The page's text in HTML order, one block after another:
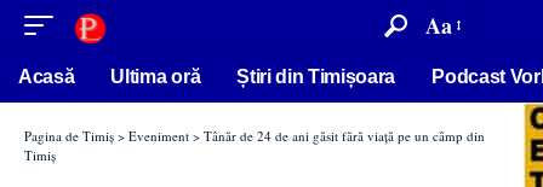
conținut Aa
Acasă Ultima oră Știri din Timișoara Podcast
Pagina de Timiș > Eveniment > Tânăr de 24 de ani găsit fără viață pe un câmp din
Timiș